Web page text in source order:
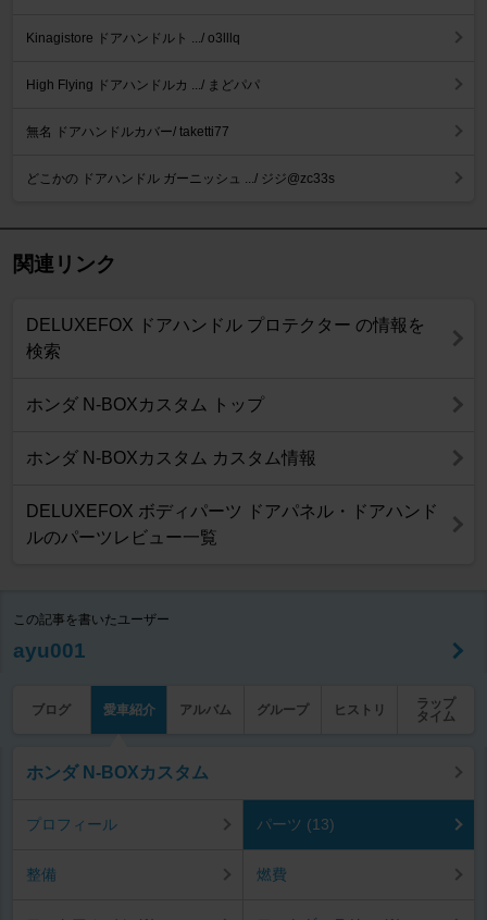
Kinagistore ドアハンドルト .../ o3lllq
High Flying ドアハンドルカ .../ まどパパ
無名 ドアハンドルカバー/ taketti77
どこかの ドアハンドル ガーニッシュ .../ ジジ@zc33s
関連リンク
DELUXEFOX ドアハンドル プロテクター の情報を
検索
ホンダ N-BOXカスタム トップ
ホンダ N-BOXカスタム カスタム情報
DELUXEFOX ボディパーツ ドアパネル・ドアハンド
ルのパーツレビュー一覧
この記事を書いたユーザー
ayu001
ブログ 愛車紹介 アルバム グループ ヒストリ
ラップ
タイム
ホンダ N-BOXカスタム
プロフィール パーツ (13)
整備 燃費